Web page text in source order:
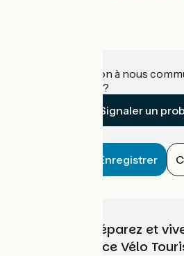
Une information à nous
établissement ?
Signaler un
Enregistrer
Choisissez, préparez et
vélo avec France Vélo